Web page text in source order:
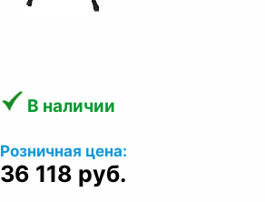
В наличии
Розничная цена:
36 118 руб.